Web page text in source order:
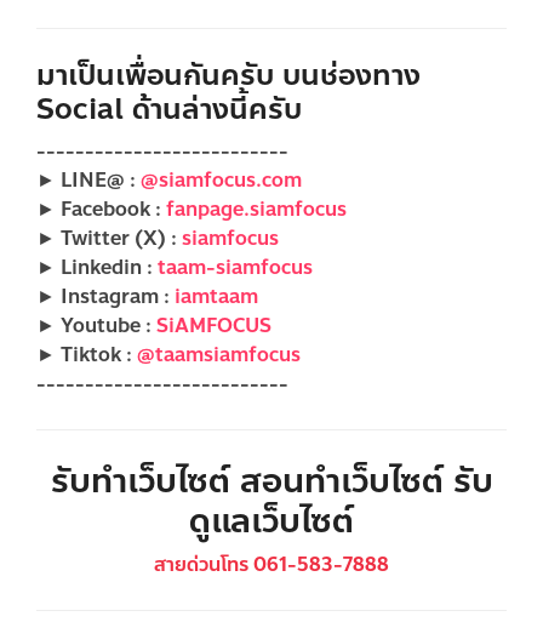
มาเป็นเพื่อนกันครับ บนช่องทาง
Social ด้านล่างนี้ครับ
--------------------------
► LINE@ : @siamfocus.com
► Facebook : fanpage.siamfocus
► Twitter (X) : siamfocus
► Linkedin : taam-siamfocus
► Instagram : iamtaam
► Youtube : SiAMFOCUS
► Tiktok : @taamsiamfocus
--------------------------
รับทำเว็บไซต์ สอนทำเว็บไซต์ รับ
ดูแลเว็บไซต์
สายด่วนโทร 061-583-7888